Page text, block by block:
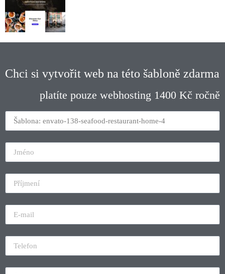
Chci si vytvořit web na této šabloně zdarma
platíte pouze webhosting 1400 Kč ročně